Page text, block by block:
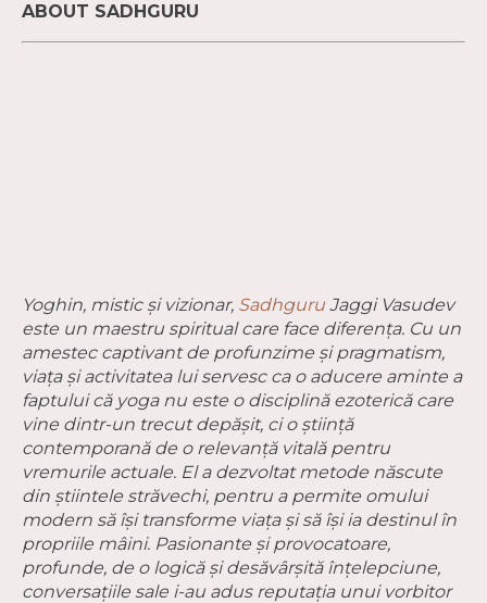
ABOUT SADHGURU
Yoghin, mistic și vizionar, Sadhguru Jaggi Vasudev
este un maestru spiritual care face diferența. Cu un
amestec captivant de profunzime și pragmatism,
viața și activitatea lui servesc ca o aducere aminte a
faptului că yoga nu este o disciplină ezoterică care
vine dintr-un trecut depășit, ci o știință
contemporană de o relevanță vitală pentru
vremurile actuale. El a dezvoltat metode născute
din știintele străvechi, pentru a permite omului
modern să își transforme viața și să își ia destinul în
propriile mâini. Pasionante și provocatoare,
profunde, de o logică și desăvârșită înțelepciune,
conversațiile sale i-au adus reputația unui vorbitor